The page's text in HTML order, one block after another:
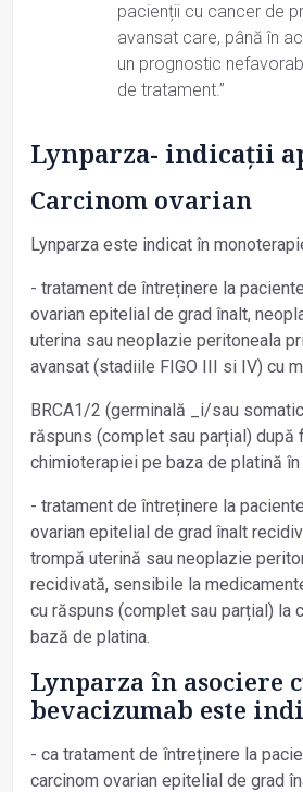
pacienții cu cancer de
avansat care, până în
un prognostic
de tratament.”
Lynparza- indicații
Carcinom ovarian
Lynparza este indicat în
- tratament de întreținere la
ovarian epitelial de grad înalt,
uterina sau neoplazie peritoneala
avansat (stadiile FIGO III si IV) cu
BRCA1/2 (germinală _i/sau
răspuns (complet sau parțial) după
chimioterapiei pe baza de platină în
- tratament de întreținere la
ovarian epitelial de grad înalt
trompă uterină sau neoplazie
recidivată, sensibile la
cu răspuns (complet sau parțial) la
bază de platina.
Lynparza în asociere
bevacizumab este
- ca tratament de întreținere la
carcinom ovarian epitelial de grad